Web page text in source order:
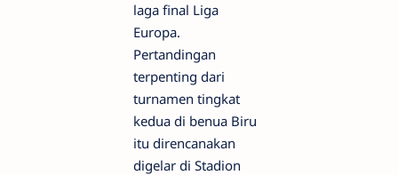
laga final Liga
Europa.
Pertandingan
terpenting dari
turnamen tingkat
kedua di benua Biru
itu direncanakan
digelar di Stadion